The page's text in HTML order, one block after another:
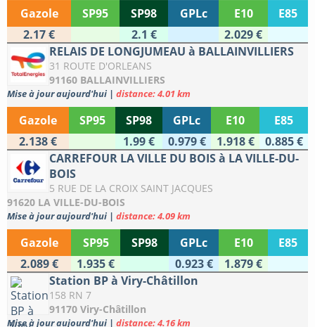
Gazole SP95 SP98 GPLc E10
E85
2.17 €
2.1 €
2.029 €
RELAIS DE LONGJUMEAU à BALLAINVILLIERS
31 ROUTE D'ORLEANS
91160 BALLAINVILLIERS
Mise à jour aujourd'hui | distance: 4.01 km
Gazole SP95 SP98 GPLc E10
E85
2.138 €
1.99 € 0.979 € 1.918 €
0.885 €
CARREFOUR LA VILLE DU BOIS à LA VILLE-DU-
BOIS
5 RUE DE LA CROIX SAINT JACQUES
91620 LA VILLE-DU-BOIS
Mise à jour aujourd'hui | distance: 4.09 km
Gazole SP95 SP98 GPLc E10
E85
2.089 €
1.935 € 0.923 €
1.879 €
Station BP à Viry-Châtillon
158 RN 7
91170 Viry-Châtillon
Mise à jour aujourd'hui | distance: 4.16 km